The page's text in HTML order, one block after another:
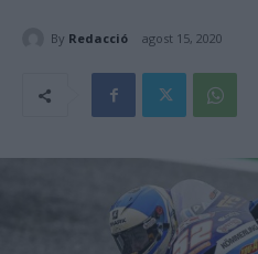
By Redacció agost 15, 2020